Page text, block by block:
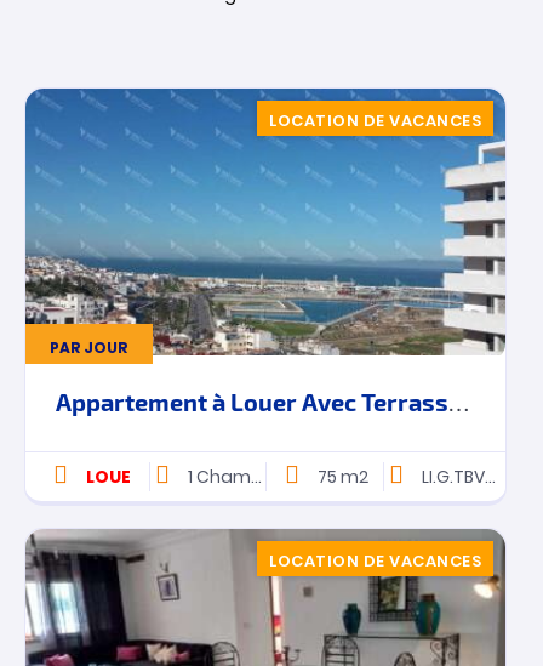
LOCATION DE VACANCES
PAR JOUR
Appartement à Louer Avec Terrasse – Vue Sur Mer – Tanger
LOUE 1 Chambres 75 m2 LI.G.TBVD.209
LOCATION DE VACANCES